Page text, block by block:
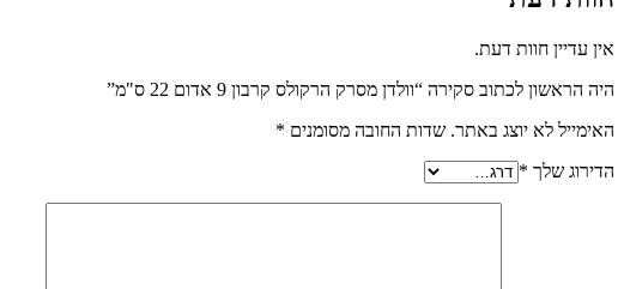
אין עדיין חוות דעת.
היה הראשון לכתוב סקירה “וולדן מסרק הרקולס קרבון 9 אדום 22 ס"מ”
האימייל לא יוצג באתר. שדות החובה מסומנים *
הדירוג שלך *